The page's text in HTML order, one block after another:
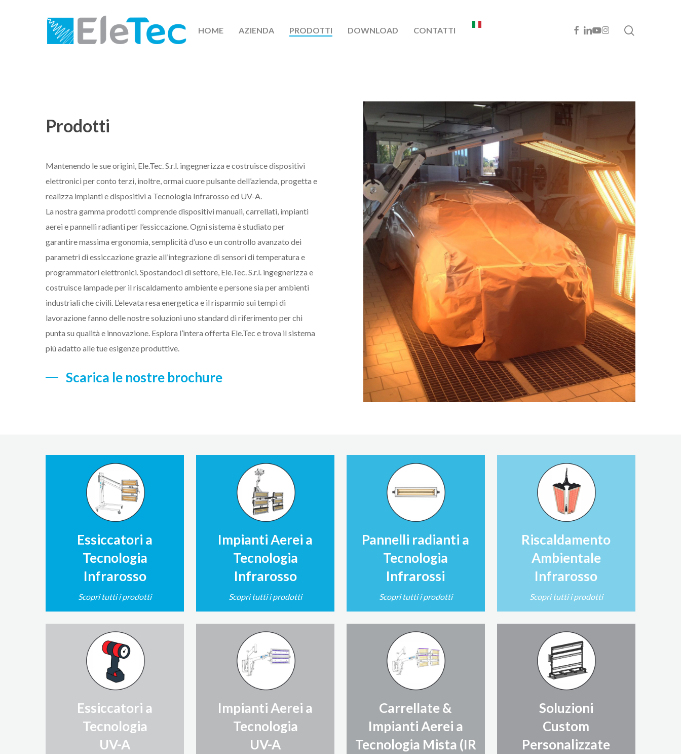
HOME AZIENDA PRODOTTI DOWNLOAD CONTATTI FACEBOOK
LINKEDIN
YOUTUBE
INSTAGRAM
Prodotti
Mantenendo le sue origini, Ele.Tec. S.r.l. ingegnerizza e costruisce dispositivi
elettronici per conto terzi, inoltre, ormai cuore pulsante dell’azienda, progetta e
realizza impianti e dispositivi a Tecnologia Infrarosso ed UV-A.
La nostra gamma prodotti comprende dispositivi manuali, carrellati, impianti
aerei e pannelli radianti per l’essiccazione. Ogni sistema è studiato per
garantire massima ergonomia, semplicità d’uso e un controllo avanzato dei
parametri di essiccazione grazie all’integrazione di sensori di temperatura e
programmatori elettronici. Spostandoci di settore, Ele.Tec. S.r.l. ingegnerizza e
costruisce lampade per il riscaldamento ambiente e persone sia per ambienti
industriali che civili. L’elevata resa energetica e il risparmio sui tempi di
lavorazione fanno delle nostre soluzioni uno standard di riferimento per chi
punta su qualità e innovazione. Esplora l’intera offerta Ele.Tec e trova il sistema
più adatto alle tue esigenze produttive.
Scarica le nostre brochure
Essiccatori a
Tecnologia
Infrarosso
Scopri tutti i prodotti
Impianti Aerei a
Tecnologia
Infrarosso
Scopri tutti i prodotti
Pannelli radianti a
Tecnologia
Infrarossi
Scopri tutti i prodotti
Riscaldamento
Ambientale
Infrarosso
Scopri tutti i prodotti
Essiccatori a
Tecnologia
UV-A
Impianti Aerei a
Tecnologia
UV-A
Carrellate &
Impianti Aerei a
Tecnologia Mista (IR
Soluzioni
Custom
Personalizzate